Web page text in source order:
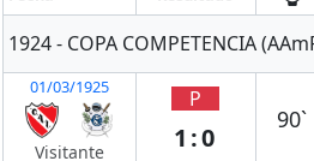
1924 - COPA COMPETENCIA
01/03/1925
Visitante
P
1:0
90`